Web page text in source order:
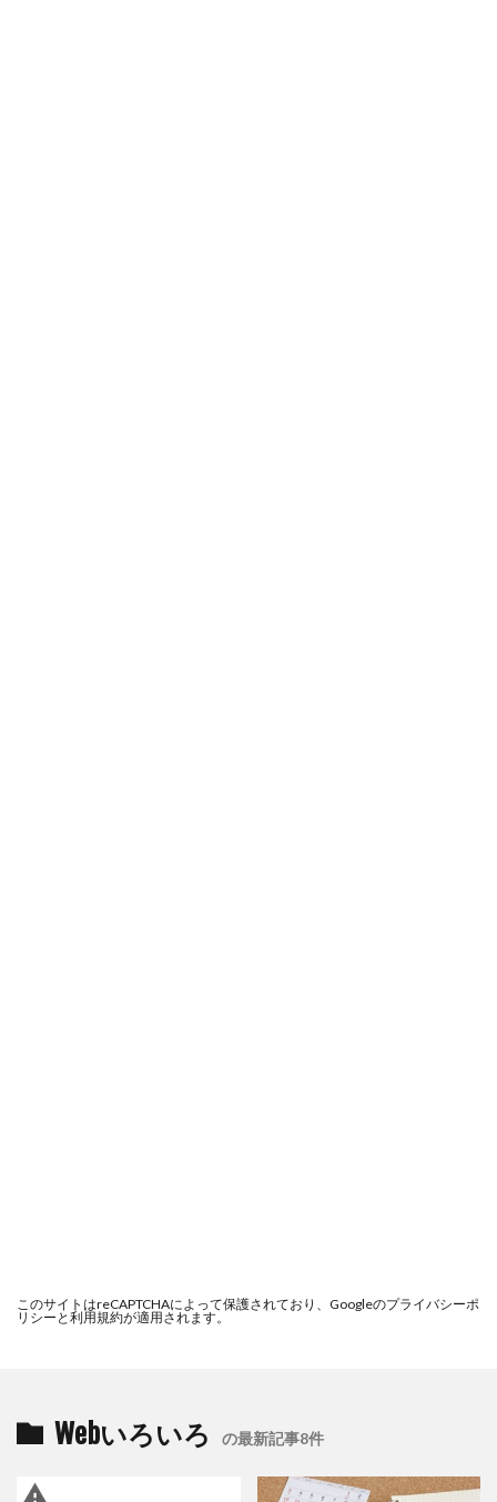
このサイトはreCAPTCHAによって保護されており、Googleのプライバシーポ
リシー と 利用規約が適用されます。
Webいろいろ の最新記事8件